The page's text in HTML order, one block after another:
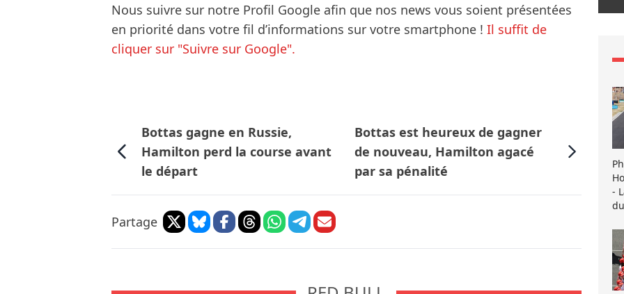
Nous suivre sur notre Profil Google afin que nos news vous soient présentées
en priorité dans votre fil d’informations sur votre smartphone ! Il suffit de
cliquer sur "Suivre sur Google".
Bottas gagne en Russie,
Hamilton perd la course avant
le départ
Bottas est heureux de gagner
de nouveau, Hamilton agacé
par sa pénalité
Partage
-